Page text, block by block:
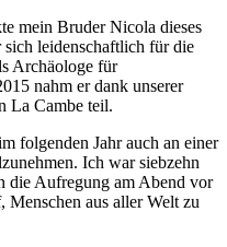
mein Bruder Nicola dieses
sich leidenschaftlich für die
Archäologe für
nahm er dank unserer
La Cambe teil.
folgenden Jahr auch an einer
Ich war siebzehn
die Aufregung am Abend vor
Menschen aus aller Welt zu